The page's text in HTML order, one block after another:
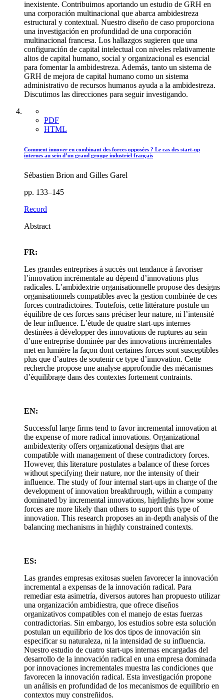
inexistente. Contribuimos aportando un estudio de GRH en
una corporación multinacional que abarca ambidestreza
estructural y contextual. Nuestro diseño de caso proporciona
una investigación en profundidad de una corporación
multinacional francesa. Los hallazgos sugieren que una
configuración de capital intelectual con niveles relativamente
altos de capital humano, social y organizacional es esencial
para fomentar la ambidestreza. Además, tanto un sistema de
GRH de mejora de capital humano como un sistema
administrativo de recursos humanos ayuda a la ambidestreza.
Discutimos las direcciones para seguir investigando.
PDF
HTML
Comment innover en combinant des forces opposées ? Le cas des start-up
internes au sein d’un grand groupe industriel français
Sébastien Brion and Gilles Garel
pp. 133–145
Record
Abstract
FR:
Les grandes entreprises à succès ont tendance à favoriser
l’innovation incrémentale au dépend d’innovations plus
radicales. L’ambidextrie organisationnelle propose des designs
organisationnels compatibles avec la gestion combinée de ces
forces contradictoires. Toutefois, cette littérature postule un
équilibre de ces forces sans préciser leur nature, ni l’intensité
de leur influence. L’étude de quatre start-ups internes
destinées à développer des innovations de ruptures au sein
d’une entreprise dominée par des innovations incrémentales
met en lumière la façon dont certaines forces sont susceptibles
plus que d’autres de soutenir ce type d’innovation. Cette
recherche propose une analyse approfondie des mécanismes
d’équilibrage dans des contextes fortement contraints.
EN:
Successful large firms tend to favor incremental innovation at
the expense of more radical innovations. Organizational
ambidexterity offers organizational designs that are
compatible with management of these contradictory forces.
However, this literature postulates a balance of these forces
without specifying their nature, nor the intensity of their
influence. The study of four internal start-ups in charge of the
development of innovation breakthrough, within a company
dominated by incremental innovations, highlights how some
forces are more likely than others to support this type of
innovation. This research proposes an in-depth analysis of the
balancing mechanisms in highly constrained contexts.
ES:
Las grandes empresas exitosas suelen favorecer la innovación
incremental a expensas de la innovación radical. Para
remediar esta asimetría, diversos autores han propuesto utilizar
una organización ambidiestra, que ofrece diseños
organizativos compatibles con el manejo de estas fuerzas
contradictorias. Sin embargo, los estudios sobre esta solución
postulan un equilibrio de los dos tipos de innovación sin
especificar su naturaleza, ni la intensidad de su influencia.
Nuestro estudio de cuatro start-ups internas encargadas del
desarrollo de la innovación radical en una empresa dominada
por innovaciones incrementales muestra las condiciones que
favorecen la innovación radical. Esta investigación propone
un análisis en profundidad de los mecanismos de equilibrio en
contextos muy constreñidos.